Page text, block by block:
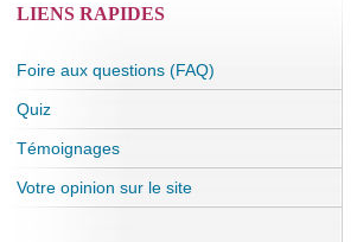
LIENS RAPIDES
Foire aux questions (FAQ)
Quiz
Témoignages
Votre opinion sur le site